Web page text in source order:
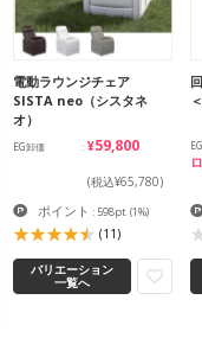
電動ラウンジチェア
SISTA neo（シスタネ
オ）
EG卸価 ¥59,800
(税込¥65,780)
ポイント : 598pt (1%)
(11)
バリエーション
一覧へ